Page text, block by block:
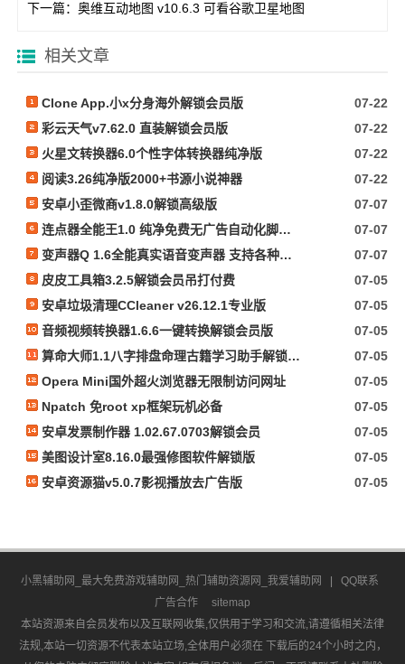
下一篇： 奥维互动地图 v10.6.3 可看谷歌卫星地图
相关文章
Clone App.小x分身海外解锁会员版
07-22
彩云天气v7.62.0 直装解锁会员版
07-22
火星文转换器6.0个性字体转换器纯净版
07-22
阅读3.26纯净版2000+书源小说神器
07-22
安卓小歪微商v1.8.0解锁高级版
07-07
连点器全能王1.0 纯净免费无广告自动化脚本抢票等
07-07
变声器Q 1.6全能真实语音变声器 支持各种软件游戏
07-07
皮皮工具箱3.2.5解锁会员吊打付费
07-05
安卓垃圾清理CCleaner v26.12.1专业版
07-05
音频视频转换器1.6.6一键转换解锁会员版
07-05
算命大师1.1八字排盘命理古籍学习助手解锁会员
07-05
Opera Mini国外超火浏览器无限制访问网址
07-05
Npatch 免root xp框架玩机必备
07-05
安卓发票制作器 1.02.67.0703解锁会员
07-05
美图设计室8.16.0最强修图软件解锁版
07-05
安卓资源猫v5.0.7影视播放去广告版
07-05
小黑辅助网_最大免费游戏辅助网_热门辅助资源网_我爱辅助网
QQ联系
广告合作
sitemap
本站资源来自会员发布以及互联网收集,仅供用于学习和交流,请遵循相关法律
法规,本站一切资源不代表本站立场,全体用户必须在 下载后的24个小时之内，